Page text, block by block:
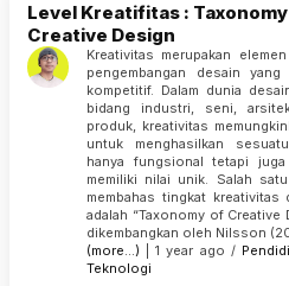
Level Kreatifitas :
Creative Design
Kreativitas merupakan
pengembangan desain
kompetitif. Dalam dunia
bidang industri, seni,
produk, kreativitas
untuk menghasilkan
hanya fungsional tetapi
memiliki nilai unik. Salah
membahas tingkat kreativitas
adalah “Taxonomy of Creative
dikembangkan oleh Nilsson
(more…) | 1 year ago /
Teknologi